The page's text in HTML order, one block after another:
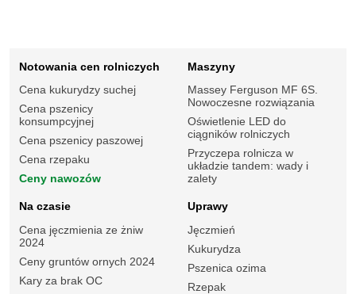
Notowania cen rolniczych
Cena kukurydzy suchej
Cena pszenicy
konsumpcyjnej
Cena pszenicy paszowej
Cena rzepaku
Ceny nawozów
Maszyny
Massey Ferguson MF 6S.
Nowoczesne rozwiązania
Oświetlenie LED do
ciągników rolniczych
Przyczepa rolnicza w
układzie tandem: wady i
zalety
Na czasie
Cena jęczmienia ze żniw
2024
Ceny gruntów ornych 2024
Kary za brak OC
Uprawy
Jęczmień
Kukurydza
Pszenica ozima
Rzepak